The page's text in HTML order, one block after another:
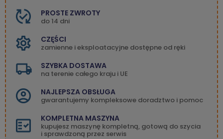
PROSTE ZWROTY
do 14 dni
CZĘŚCI
zamienne i eksploatacyjne dostępne od ręki
SZYBKA DOSTAWA
na terenie całego kraju i UE
NAJLEPSZA OBSŁUGA
gwarantujemy kompleksowe doradztwo i pomoc
KOMPLETNA MASZYNA
kupujesz maszynę kompletną, gotową do szycia
i sprawdzoną przez serwis